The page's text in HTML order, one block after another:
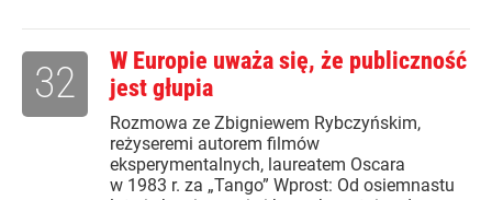
W Europie uważa się, że publiczność
jest głupia
Rozmowa ze Zbigniewem Rybczyńskim,
reżyseremi autorem filmów
eksperymentalnych, laureatem Oscara
w 1983 r. za „Tango” Wprost: Od osiemnastu
32